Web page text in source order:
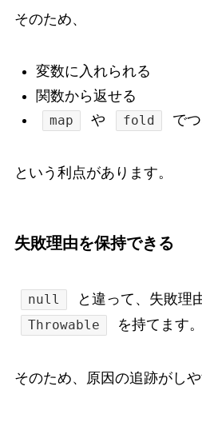
そのため、
変数に入れられる
関数から返せる
map や fold で
という利点があります。
失敗理由を保持できる
null と違って、失敗理
Throwable を持てます。
そのため、原因の追跡がしや